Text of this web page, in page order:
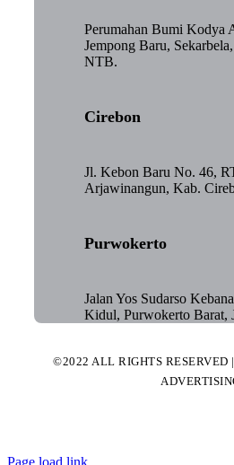
Perumahan Bumi Kodya
Jempong Baru,
NTB.
Cirebon
Jl. Kebon Baru No. 46,
Arjawinangun, Kab.
Purwokerto
Jalan Yos Sudarso
Kidul, Purwokerto Barat,
©2022 ALL RIGHTS RESERVED